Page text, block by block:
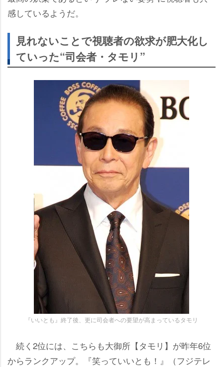
感しているようだ。
見れないことで視聴者の欲求が肥大化し
ていった“司会者・タモリ”
『いいとも』終了後、更に司会者への要望が高まっているタモリ
続く2位には、こちらも大御所【タモリ】が昨年6位
からランクアップ。『笑っていいとも！』（フジテレ